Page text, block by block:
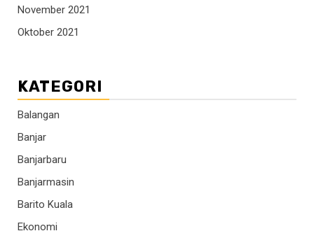
November 2021
Oktober 2021
KATEGORI
Balangan
Banjar
Banjarbaru
Banjarmasin
Barito Kuala
Ekonomi